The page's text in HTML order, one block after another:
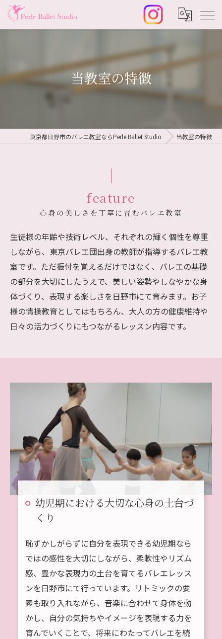
当教室の特徴
東京都日野市のバレエ教室ならPerle Ballet Studio 当教室の特徴
心身の美しさを丁寧に育むバレエ教室
feature
生徒様の年齢や技術レベル、それぞれの輝く個性を尊重
しながら、東京バレエ団出身の教師が指導するバレエ教
室です。ただ振付を覚えるだけではなく、バレエの基礎
の部分を大切にしたうえで、美しい姿勢やしなやかな身
体づくり、表現する楽しさを日野市にて育みます。お子
様の情操教育としてはもちろん、大人の方の健康維持や
日々の活力づくりにもつながるレッスン内容です。
幼児期における大切な心身の土台づ
くり
恥ずかしがらずに自分を表現できる幼児期なら
ではの感性を大切にしながら、柔軟性やリズム
感、豊かな表現力の土台を育てるバレエレッス
ンを日野市にて行っています。リトミックの要
素も取り入れながら、音楽に合わせて身体を動
かし、自分の気持ちやイメージを表現する力を
育んでいくことで、将来にわたってバレエを続